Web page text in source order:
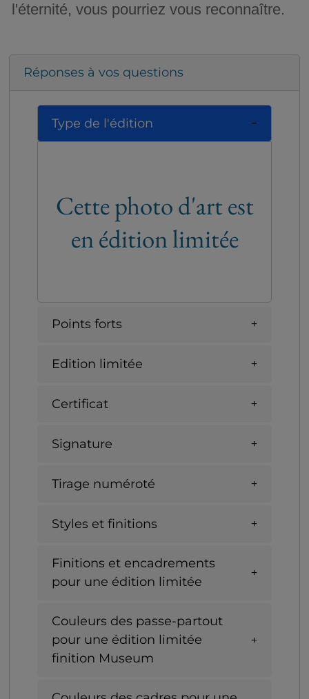
l'éternité, vous pourriez vous reconnaître.
Réponses à vos questions
Type de l'édition
Cette photo d'art est
en édition limitée
Points forts
Edition limitée
Certificat
Signature
Tirage numéroté
Styles et finitions
Finitions et encadrements
pour une édition limitée
Couleurs des passe-partout
pour une édition limitée
finition Museum